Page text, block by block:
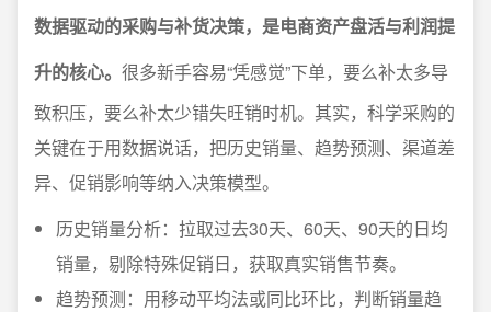
数据驱动的采购与补货决策，是电商资产盘活与利润提
升的核心。 很多新手容易“凭感觉”下单，要么补太多导
致积压，要么补太少错失旺销时机。其实，科学采购的
关键在于用数据说话，把历史销量、趋势预测、渠道差
异、促销影响等纳入决策模型。
历史销量分析：拉取过去30天、60天、90天的日均
销量，剔除特殊促销日，获取真实销售节奏。
趋势预测：用移动平均法或同比环比，判断销量趋